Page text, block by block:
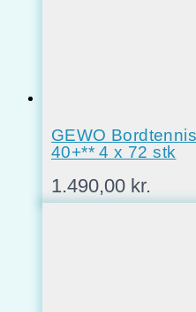
GEWO
40+** 4 x 72 stk
1.490,00 kr.